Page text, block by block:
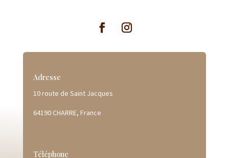
Adresse
10 route de Saint Jacques
64190 CHARRE, France
Téléphone